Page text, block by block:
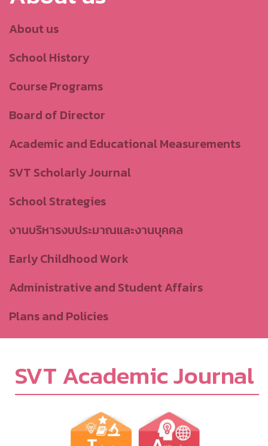
About us
School History
Course Programs
Board of Director
Academic and Educational Measurements
SVT Scholarly Journal
School Strategies
งานบริหารงบประมาณและงานบุคคล
Early Childhood Work
Administrative and Student Affairs
Plans and Policies
SVT Academic Journal